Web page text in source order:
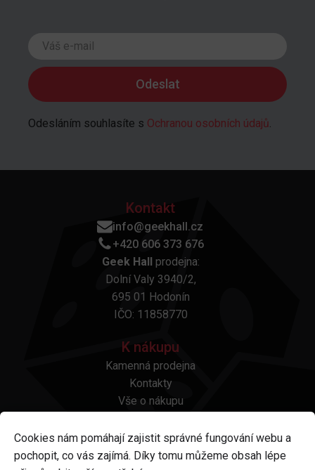
Odesláním souhlasíte s Ochranou osobních údajů
Kontakt
info@geekhall.cz
+420 606 373 676
Geek Hall prodejna:
Dolní Valy 3940/2,
695 01 Hodonín
IČO: 11858770
K nákupu
Kamenná prodejna
Kontakty
Vše o nákupu
Platba a doprava
Reklamace a vrácení
Cookies nám pomáhají zajistit správné fungování webu a
pochopit, co vás zajímá. Díky tomu můžeme obsah lépe